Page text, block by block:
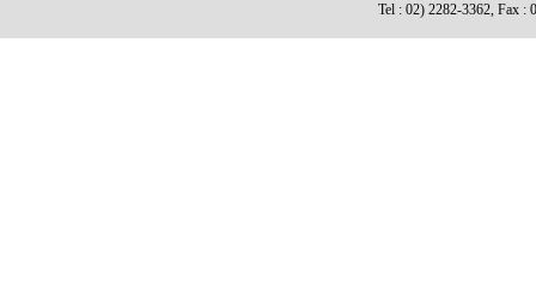
Tel : 02) 2282-3362, Fax :